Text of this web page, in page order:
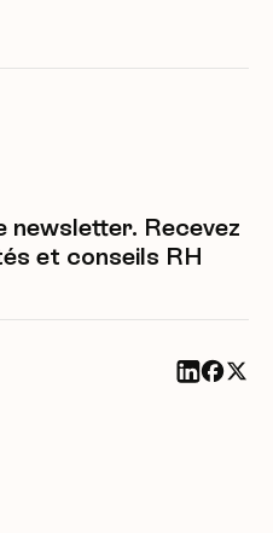
newsletter. Recevez
et conseils RH